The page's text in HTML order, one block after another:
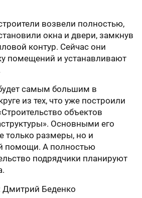
возвели полностью,
окна и двери, замкнув
контур. Сейчас они
помещений и устанавливают
самым большим в
из тех, что уже построили
объектов
Основными его
только размеры, но и
помощи. А полностью
подрядчики планируют
Дмитрий Беденко